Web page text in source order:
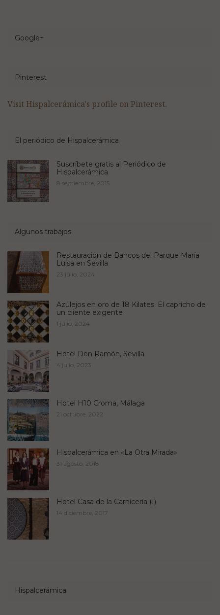
Google+
Pinterest
Visit Hispalcerámica's profile on Pinterest.
El periódico de Hispalcerámica
Suscríbete gratis al Periódico de
Hispalcerámica
8 septiembre, 2015
Algunos trabajos
Restauración de Bancos del Parque María
Luisa en Sevilla
23 julio, 2024
Azulejos en oro de 18 Kilates. El capricho de
un cliente exigente
1 julio, 2024
Hotel Don Ramón, Sevilla
4 julio, 2023
Hotel H10 Croma, Málaga
21 octubre, 2022
Hispalcerámica en «La Otra Mirada»
31 agosto, 2018
Hotel Casa de la Carnicería (I)
14 diciembre, 2017
Hispalcerámica